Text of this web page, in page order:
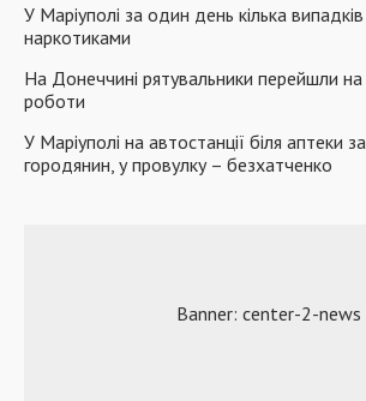
У Маріуполі за один день кілька
наркотиками
На Донеччині рятувальники перейшли
роботи
У Маріуполі на автостанції біля аптеки
городянин, у провулку – ​безхатченко